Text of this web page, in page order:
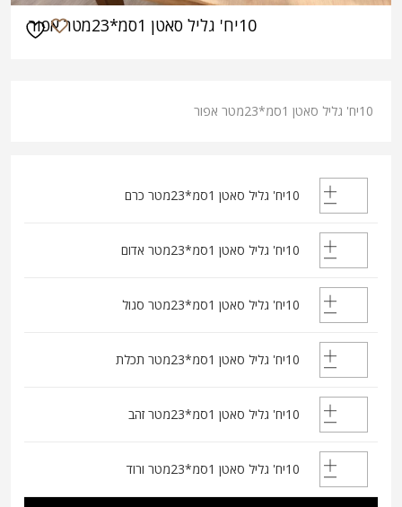
10יח' גליל סאטן 1סמ*23מטר אפור
10יח' גליל סאטן 1סמ*23מטר אפור
10יח' גליל סאטן 1סמ*23מטר כרם
10יח' גליל סאטן 1סמ*23מטר אדום
10יח' גליל סאטן 1סמ*23מטר סגול
10יח' גליל סאטן 1סמ*23מטר תכלת
10יח' גליל סאטן 1סמ*23מטר זהב
10יח' גליל סאטן 1סמ*23מטר ורוד